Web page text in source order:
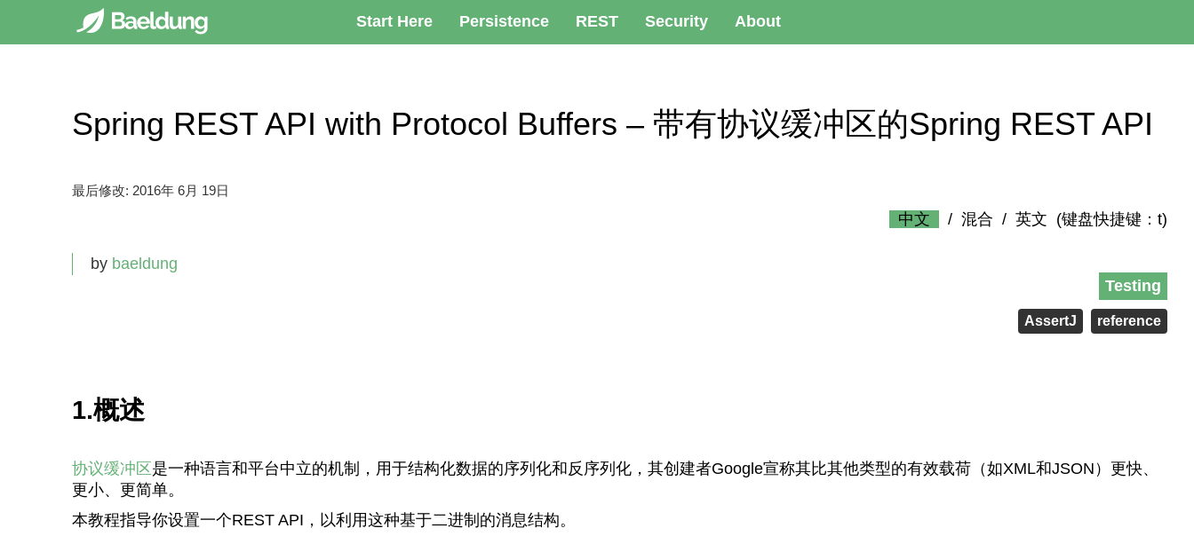
Start Here Persistence REST Security About
Spring REST API with Protocol Buffers – 带有协议缓冲区的Spring REST API
最后修改: 2016年 6月 19日
by baeldung
中文 / 混合 / 英文 (键盘快捷键：t)
Testing
AssertJ reference
1.概述
协议缓冲区是一种语言和平台中立的机制，用于结构化数据的序列化和反序列化，其创建者Google宣称其比其他类型的有效载荷（如XML和JSON）更快、
更小、更简单。
本教程指导你设置一个REST API，以利用这种基于二进制的消息结构。